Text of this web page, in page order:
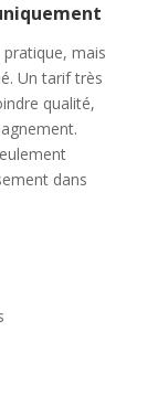
mais
Un tarif très
qualité,
dans